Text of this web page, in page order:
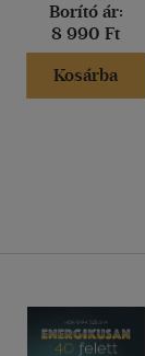
Borító ár:
8 990 Ft
Kosárba